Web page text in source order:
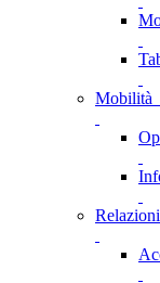
Mobilità